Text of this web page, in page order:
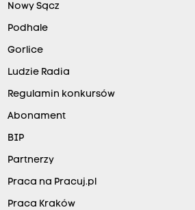
Nowy Sącz
Podhale
Gorlice
Ludzie Radia
Regulamin konkursów
Abonament
BIP
Partnerzy
Praca na Pracuj.pl
Praca Kraków